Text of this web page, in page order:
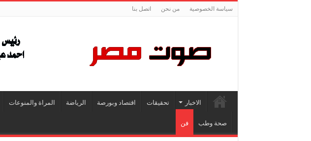
سياسة الخصوصية من نحن اتصل بنا
الاخبار تحقيقات اقتصاد وبورصة الرياضة المراة والمنوعات
صحة وطب فن